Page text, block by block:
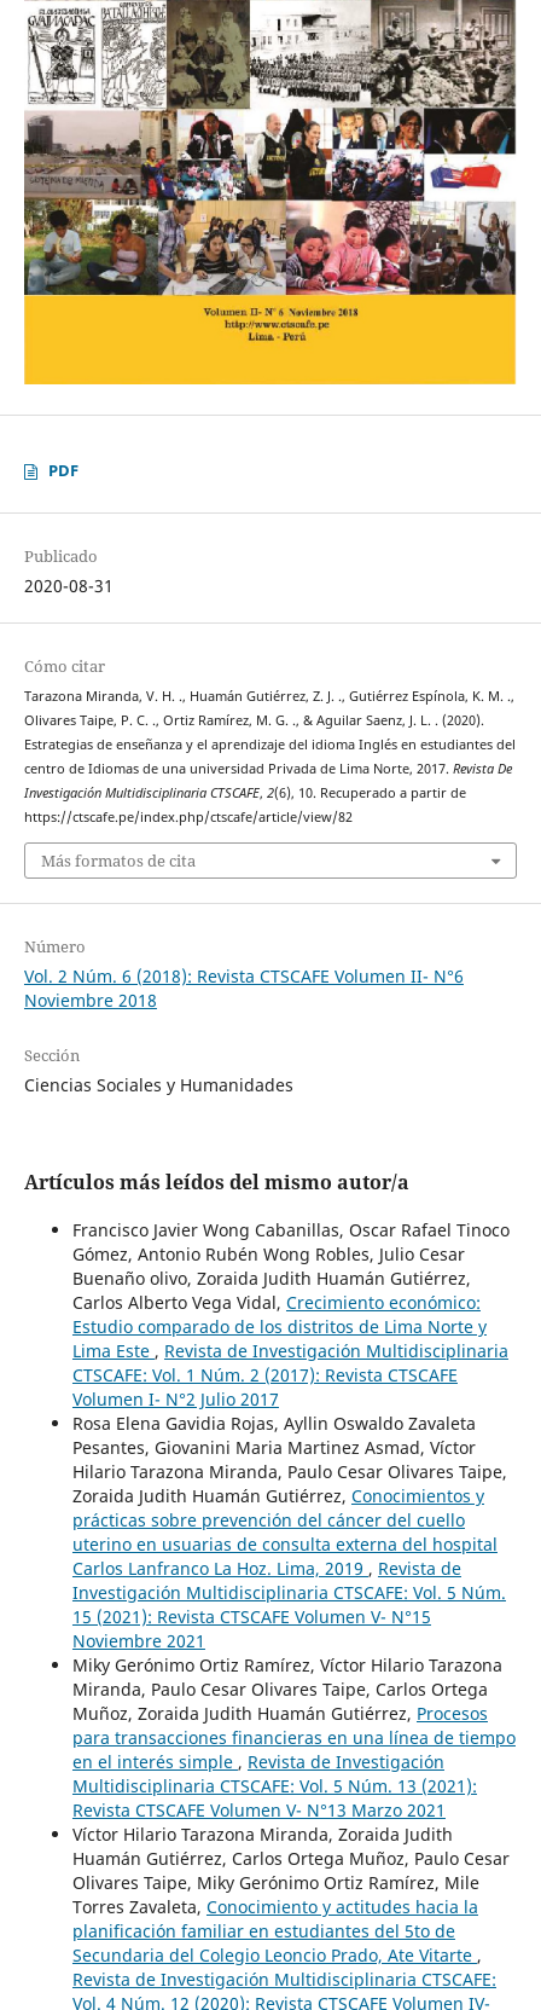
PDF
Publicado
2020-08-31
Cómo citar
Tarazona Miranda, V. H. ., Huamán Gutiérrez, Z. J. ., Gutiérrez Espínola, K. M. .,
Olivares Taipe, P. C. ., Ortiz Ramírez, M. G. ., & Aguilar Saenz, J. L. . (2020).
Estrategias de enseñanza y el aprendizaje del idioma Inglés en estudiantes del
centro de Idiomas de una universidad Privada de Lima Norte, 2017. Revista De
Investigación Multidisciplinaria CTSCAFE, 2(6), 10. Recuperado a partir de
https://ctscafe.pe/index.php/ctscafe/article/view/82
Más formatos de cita
Número
Vol. 2 Núm. 6 (2018): Revista CTSCAFE Volumen II- N°6
Noviembre 2018
Sección
Ciencias Sociales y Humanidades
Artículos más leídos del mismo autor/a
Francisco Javier Wong Cabanillas, Oscar Rafael Tinoco
Gómez, Antonio Rubén Wong Robles, Julio Cesar
Buenaño olivo, Zoraida Judith Huamán Gutiérrez,
Carlos Alberto Vega Vidal, Crecimiento económico:
Estudio comparado de los distritos de Lima Norte y
Lima Este , Revista de Investigación Multidisciplinaria
CTSCAFE: Vol. 1 Núm. 2 (2017): Revista CTSCAFE
Volumen I- N°2 Julio 2017
Rosa Elena Gavidia Rojas, Ayllin Oswaldo Zavaleta
Pesantes, Giovanini Maria Martinez Asmad, Víctor
Hilario Tarazona Miranda, Paulo Cesar Olivares Taipe,
Zoraida Judith Huamán Gutiérrez, Conocimientos y
prácticas sobre prevención del cáncer del cuello
uterino en usuarias de consulta externa del hospital
Carlos Lanfranco La Hoz. Lima, 2019 , Revista de
Investigación Multidisciplinaria CTSCAFE: Vol. 5 Núm.
15 (2021): Revista CTSCAFE Volumen V- N°15
Noviembre 2021
Miky Gerónimo Ortiz Ramírez, Víctor Hilario Tarazona
Miranda, Paulo Cesar Olivares Taipe, Carlos Ortega
Muñoz, Zoraida Judith Huamán Gutiérrez, Procesos
para transacciones financieras en una línea de tiempo
en el interés simple , Revista de Investigación
Multidisciplinaria CTSCAFE: Vol. 5 Núm. 13 (2021):
Revista CTSCAFE Volumen V- N°13 Marzo 2021
Víctor Hilario Tarazona Miranda, Zoraida Judith
Huamán Gutiérrez, Carlos Ortega Muñoz, Paulo Cesar
Olivares Taipe, Miky Gerónimo Ortiz Ramírez, Mile
Torres Zavaleta, Conocimiento y actitudes hacia la
planificación familiar en estudiantes del 5to de
Secundaria del Colegio Leoncio Prado, Ate Vitarte ,
Revista de Investigación Multidisciplinaria CTSCAFE:
Vol. 4 Núm. 12 (2020): Revista CTSCAFE Volumen IV-